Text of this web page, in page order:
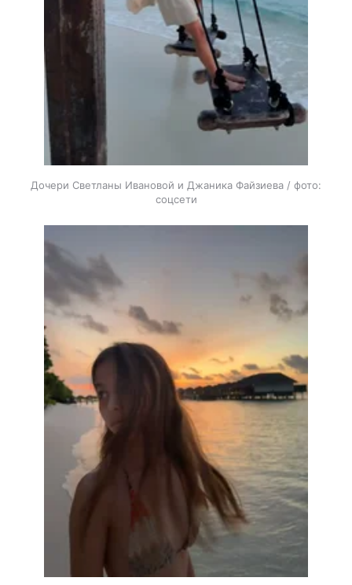
Дочери Светланы Ивановой и Джаника Файзиева / фото:
соцсети